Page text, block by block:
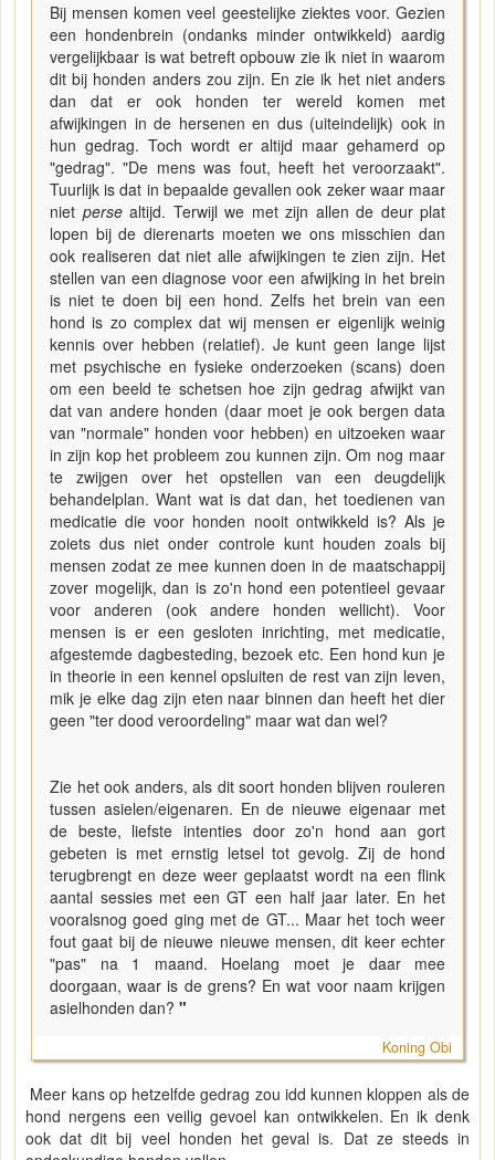
Bij mensen komen veel geestelijke ziektes voor. Gezien
een hondenbrein (ondanks minder ontwikkeld) aardig
vergelijkbaar is wat betreft opbouw zie ik niet in waarom
dit bij honden anders zou zijn. En zie ik het niet anders
dan dat er ook honden ter wereld komen met
afwijkingen in de hersenen en dus (uiteindelijk) ook in
hun gedrag. Toch wordt er altijd maar gehamerd op
"gedrag". "De mens was fout, heeft het veroorzaakt".
Tuurlijk is dat in bepaalde gevallen ook zeker waar maar
niet persealtijd. Terwijl we met zijn allen de deur plat
lopen bij de dierenarts moeten we ons misschien dan
ook realiseren dat niet alle afwijkingen te zien zijn. Het
stellen van een diagnose voor een afwijking in het brein
is niet te doen bij een hond. Zelfs het brein van een
hond is zo complex dat wij mensen er eigenlijk weinig
kennis over hebben (relatief). Je kunt geen lange lijst
met psychische en fysieke onderzoeken (scans) doen
om een beeld te schetsen hoe zijn gedrag afwijkt van
dat van andere honden (daar moet je ook bergen data
van "normale" honden voor hebben) en uitzoeken waar
in zijn kop het probleem zou kunnen zijn. Om nog maar
te zwijgen over het opstellen van een deugdelijk
behandelplan. Want wat is dat dan, het toedienen van
medicatie die voor honden nooit ontwikkeld is? Als je
zoiets dus niet onder controle kunt houden zoals bij
mensen zodat ze mee kunnen doen in de maatschappij
zover mogelijk, dan is zo'n hond een potentieel gevaar
voor anderen (ook andere honden wellicht). Voor
mensen is er een gesloten inrichting, met medicatie,
afgestemde dagbesteding, bezoek etc. Een hond kun je
in theorie in een kennel opsluiten de rest van zijn leven,
mik je elke dag zijn eten naar binnen dan heeft het dier
geen "ter dood veroordeling" maar wat dan wel?
Zie het ook anders, als dit soort honden blijven rouleren
tussen asielen/eigenaren. En de nieuwe eigenaar met
de beste, liefste intenties door zo'n hond aan gort
gebeten is met ernstig letsel tot gevolg. Zij de hond
terugbrengt en deze weer geplaatst wordt na een flink
aantal sessies met een GT een half jaar later. En het
vooralsnog goed ging met de GT... Maar het toch weer
fout gaat bij de nieuwe nieuwe mensen, dit keer echter
"pas" na 1 maand. Hoelang moet je daar mee
doorgaan, waar is de grens? En wat voor naam krijgen
asielhonden dan? "
Koning Obi
Meer kans op hetzelfde gedrag zou idd kunnen kloppen als de
hond nergens een veilig gevoel kan ontwikkelen. En ik denk
ook dat dit bij veel honden het geval is. Dat ze steeds in